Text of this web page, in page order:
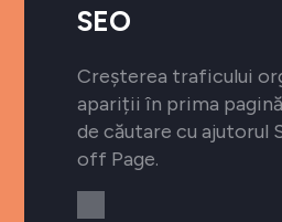
SEO
Creșterea traficului
apariții în prima
de căutare cu ajutorul
off Page.